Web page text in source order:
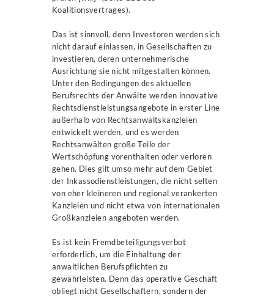
Koalitionsvertrages).
Das ist sinnvoll, denn Investoren werden sich
nicht darauf einlassen, in Gesellschaften zu
investieren, deren unternehmerische
Ausrichtung sie nicht mitgestalten können.
Unter den Bedingungen des aktuellen
Berufsrechts der Anwälte werden innovative
Rechtsdienstleistungsangebote in erster Line
außerhalb von Rechtsanwaltskanzleien
entwickelt werden, und es werden
Rechtsanwälten große Teile der
Wertschöpfung vorenthalten oder verloren
gehen. Dies gilt umso mehr auf dem Gebiet
der Inkassodienstleistungen, die nicht selten
von eher kleineren und regional verankerten
Kanzleien und nicht etwa von internationalen
Großkanzleien angeboten werden.
Es ist kein Fremdbeteiligungsverbot
erforderlich, um die Einhaltung der
anwaltlichen Berufspflichten zu
gewährleisten. Denn das operative Geschäft
obliegt nicht Gesellschaftern, sondern der